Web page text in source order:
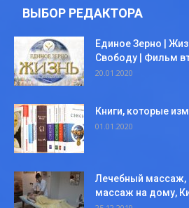
ВЫБОР РЕДАКТОРА
Единое Зерно |
Свободу | Фильм
20.01.2020
Книги, которые
01.01.2020
Лечебный массаж,
массаж на дому,